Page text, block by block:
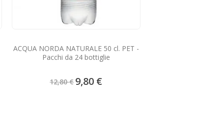
ACQUA NORDA NATURALE 50 cl. PET -
Pacchi da 24 bottiglie
12,80 € Prezzo
speciale
9,80 €